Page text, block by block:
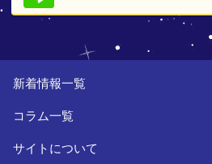
新着情報一覧
コラム一覧
サイトについて